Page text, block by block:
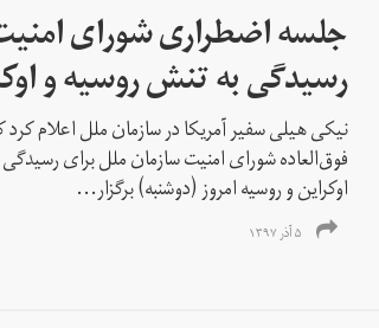
جلسه اضطراری شورای
رسیدگی به تنش روسیه و
نیکی هیلی سفیر آمریکا در سازمان ملل اعلام
فوق‌العاده شورای امنیت سازمان ملل برای
اوکراین و روسیه امروز (دوشنبه) برگزار...
۵ آذر ۱۳۹۷